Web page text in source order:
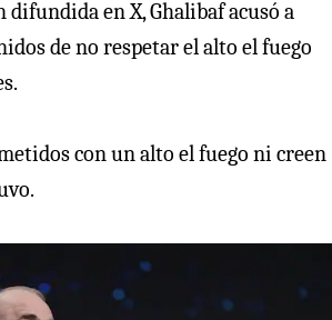
en X, Ghalibaf acusó a
de no respetar el alto el fuego
con un alto el fuego ni creen